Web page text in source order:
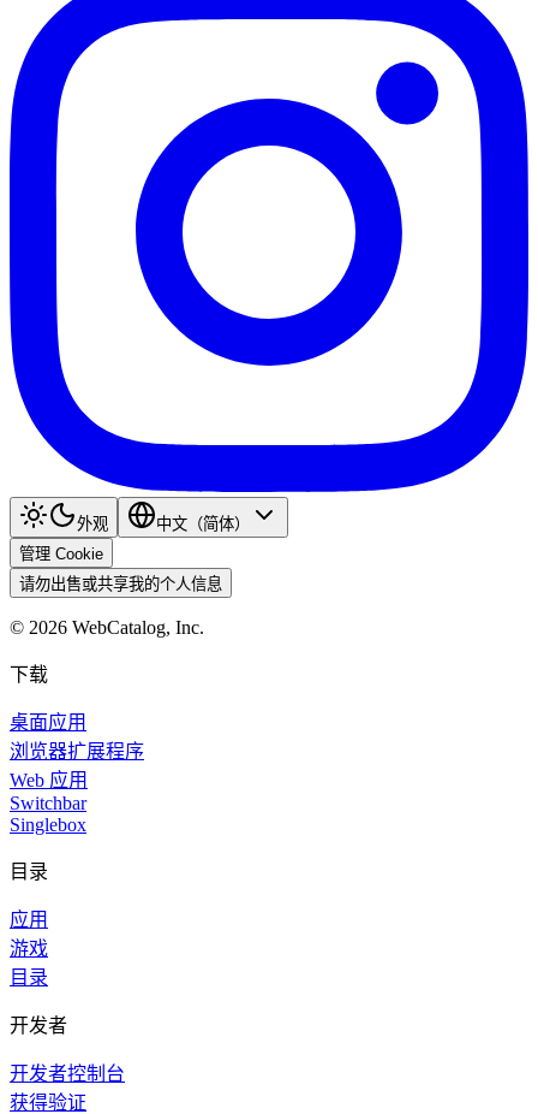
外观
中文（简体）
管理 Cookie
请勿出售或共享我的个人信息
© 2026 WebCatalog, Inc.
下载
桌面应用
浏览器扩展程序
Web 应用
Switchbar
Singlebox
目录
应用
游戏
目录
开发者
开发者控制台
获得验证